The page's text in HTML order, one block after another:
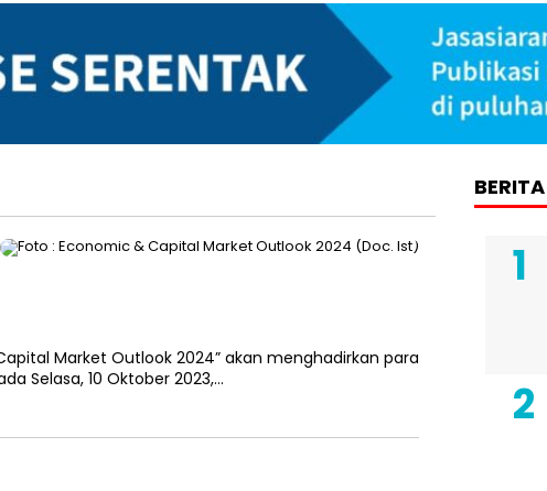
Market Outlook 2024” akan menghadirkan para
Selasa, 10 Oktober 2023,…